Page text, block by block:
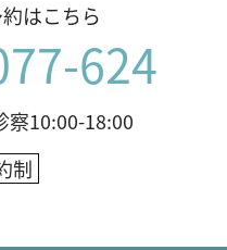
はこちら
624
10:00-18:00
制